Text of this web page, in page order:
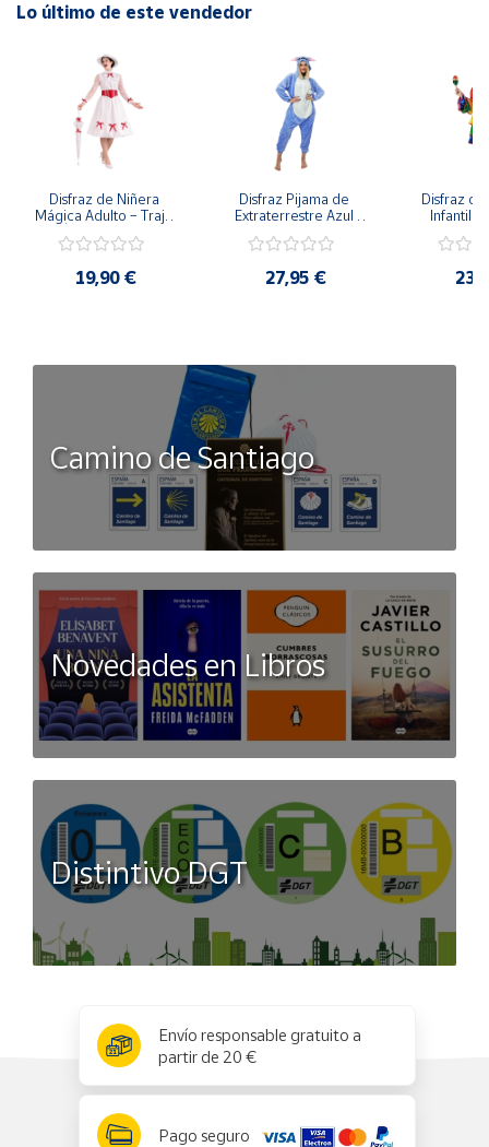
Lo último de este vendedor
Disfraz de Niñera
Mágica Adulto – Traje
de Mary Poppins con
(3 Piezas)
19,90 €
Disfraz Pijama de
Extraterrestre Azul
Kigurumi de
27,95 €
Disfraz de
Infantil –
Camino de Santiago
Novedades en Libros
Distintivo DGT
Envío responsable gratuito a
partir de 20 €
Pago seguro